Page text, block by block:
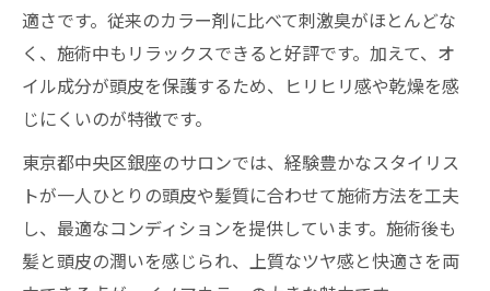
適さです。従来のカラー剤に比べて刺激臭がほとんどな
く、施術中もリラックスできると好評です。加えて、オ
イル成分が頭皮を保護するため、ヒリヒリ感や乾燥を感
じにくいのが特徴です。
東京都中央区銀座のサロンでは、経験豊かなスタイリス
トが一人ひとりの頭皮や髪質に合わせて施術方法を工夫
し、最適なコンディションを提供しています。施術後も
髪と頭皮の潤いを感じられ、上質なツヤ感と快適さを両